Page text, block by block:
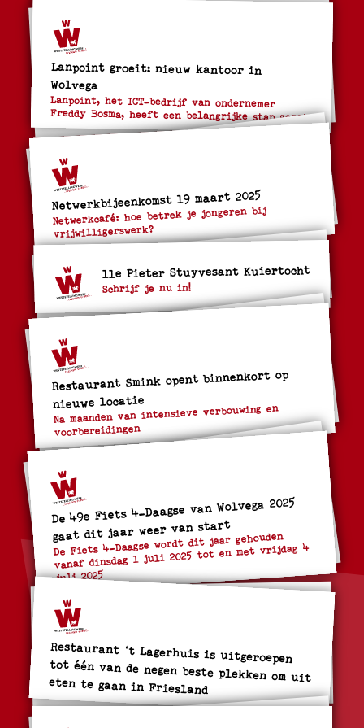
Lanpoint groeit: nieuw kantoor in
Wolvega
Lanpoint, het ICT-bedrijf van ondernemer
Freddy Bosma, heeft een belangrijke stap gezet.
Netwerkbijeenkomst 19 maart 2025
Netwerkcafé: hoe betrek je jongeren bij
vrijwilligerswerk?
11e Pieter Stuyvesant Kuiertocht
Schrijf je nu in!
Restaurant Smink opent binnenkort op
nieuwe locatie
Na maanden van intensieve verbouwing en
voorbereidingen
De 49e Fiets 4-Daagse van Wolvega 2025
gaat dit jaar weer van start
De Fiets 4-Daagse wordt dit jaar gehouden
vanaf dinsdag 1 juli 2025 tot en met vrijdag 4
juli 2025
Restaurant ‘t Lagerhuis is uitgeroepen
tot één van de negen beste plekken om uit
eten te gaan in Friesland